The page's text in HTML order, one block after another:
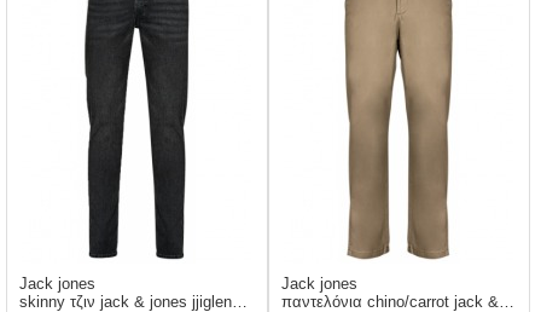
Jack jones
skinny τζιν jack & jones jjiglenn jjoriginal mf 772
Jack jones
παντελόνια chino/carrot jack & jones jpstkane jjbowie sa beige